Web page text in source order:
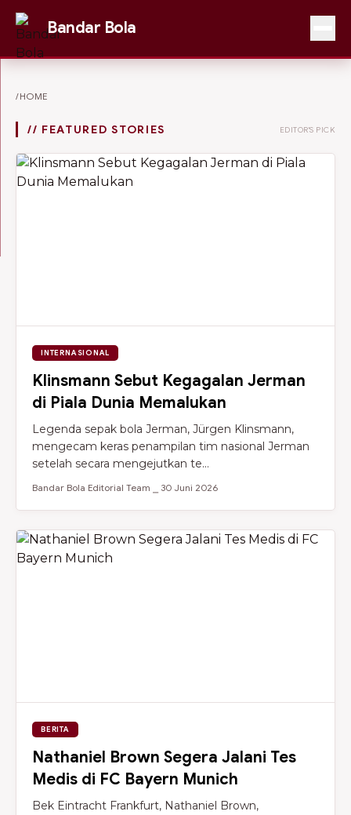
Bandar Bola
/HOME
// FEATURED STORIES EDITOR'S PICK
INTERNASIONAL
Klinsmann Sebut Kegagalan Jerman
di Piala Dunia Memalukan
Legenda sepak bola Jerman, Jürgen Klinsmann,
mengecam keras penampilan tim nasional Jerman
setelah secara mengejutkan te...
Bandar Bola Editorial Team ⎯ 30 Juni 2026
BERITA
Nathaniel Brown Segera Jalani Tes
Medis di FC Bayern Munich
Bek Eintracht Frankfurt, Nathaniel Brown,